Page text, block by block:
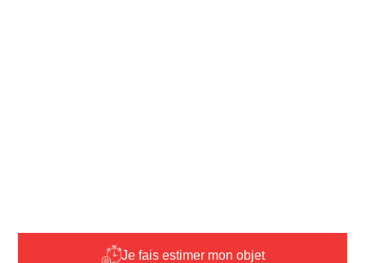
Je fais estimer mon objet